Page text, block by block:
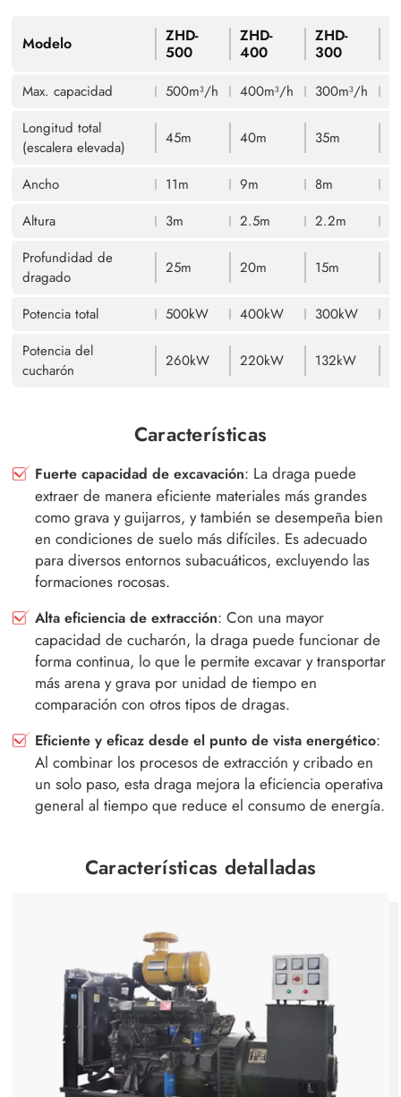
Modelo
ZHD-
500
ZHD-
400
ZHD-
300
Max. capacidad 500m³/h 400m³/h 300m³/h
Longitud total
(escalera elevada)
45m 40m 35m
Ancho 11m 9m 8m
Altura
3m 2.5m 2.2m
Profundidad de
dragado
25m 20m 15m
Potencia total 500kW 400kW 300kW
Potencia del
cucharón
260kW 220kW 132kW
Características
Fuerte capacidad de excavación: La draga puede
extraer de manera eficiente materiales más grandes
como grava y guijarros, y también se desempeña bien
en condiciones de suelo más difíciles. Es adecuado
para diversos entornos subacuáticos, excluyendo las
formaciones rocosas.
Alta eficiencia de extracción: Con una mayor
capacidad de cucharón, la draga puede funcionar de
forma continua, lo que le permite excavar y transportar
más arena y grava por unidad de tiempo en
comparación con otros tipos de dragas.
Eficiente y eficaz desde el punto de vista energético:
Al combinar los procesos de extracción y cribado en
un solo paso, esta draga mejora la eficiencia operativa
general al tiempo que reduce el consumo de energía.
Características detalladas